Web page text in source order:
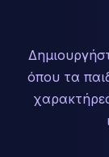
όπου τα